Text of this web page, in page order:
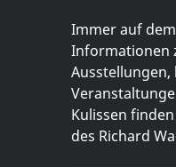
Immer auf
Informationen
Kulissen
des Richard